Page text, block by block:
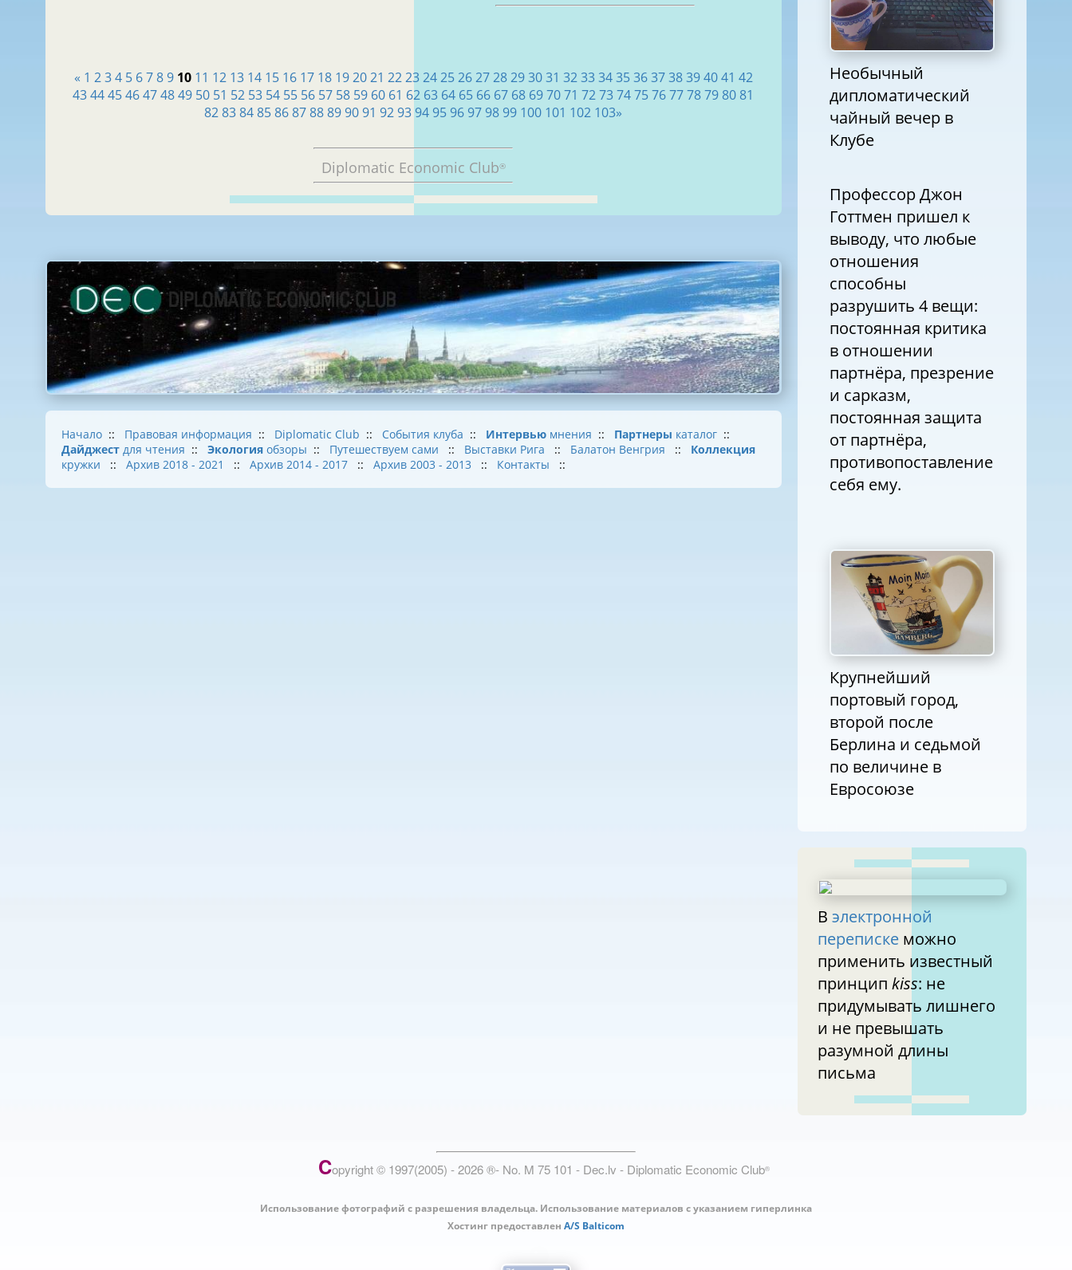
« 1 234 5 6789 10 11 12 13 14 15 16 17 18 192021 22232425262728293031 32333435363738394041 42
43444546474849 50 51 52 53 54 55 56 57 58 59 60 61 62 63 64 65 66 67 68 697071 7273747576777879 80 81
82838485868788899091 9293 94 95 96 97 98 99 100 101 102 103»
Diplomatic Economic Club®
Начало :: Правовая информация :: Diplomatic Club :: События клуба :: Интервью мнения :: Партнеры каталог ::
Дайджест для чтения :: Экология обзоры :: Путешествуем сами :: Выставки Рига :: Балатон Венгрия :: Коллекция
кружки
:: Архив 2018 - 2021 :: Архив 2014 - 2017 :: Архив 2003 - 2013 :: Контакты ::
Необычный
дипломатический
чайный вечер в
Клубе
Профессор Джон
Готтмен пришел к
выводу, что любые
отношения
способны
разрушить 4 вещи:
постоянная критика
в отношении
партнёра, презрение
и сарказм,
постоянная защита
от партнёра,
противопоставление
себя ему.
Крупнейший
портовый город,
второй после
Берлина и седьмой
по величине в
Евросоюзе
В электронной
перепискеможно
применить известный
принцип kiss: не
придумывать лишнего
и не превышать
разумной длины
письма
Copyright © 1997(2005) -2026®- No. M 75 101 - Dec.lv - Diplomatic Economic Club®
Использование фотографий с разрешения владельца. Использование материалов с указанием гиперлинка
Хостинг предоставлен A/S Balticom